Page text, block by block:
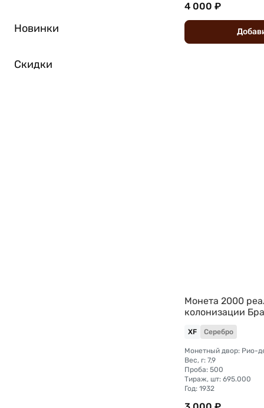
Новинки
Скидки
4 000 ₽
Монета 2000
колонизации
XF Серебро
Монетный двор: Рио-
Вес, г: 7,9
Проба: 500
Тираж, шт: 695.000
Год: 1932